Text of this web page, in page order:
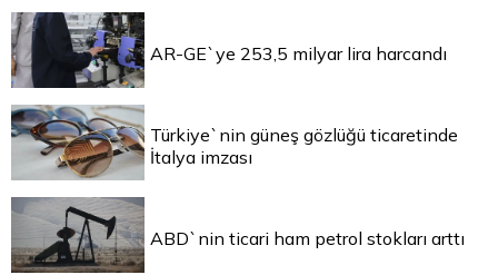
AR-GE`ye 253,5 milyar lira harcandı
Türkiye`nin güneş gözlüğü ticaretinde
İtalya imzası
ABD`nin ticari ham petrol stokları arttı